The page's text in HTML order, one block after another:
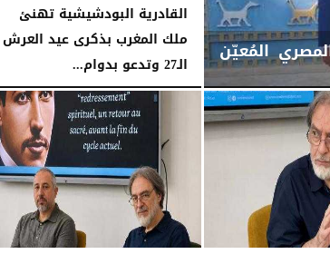
المُعيّن
القادرية البودشيشية تهنئ
ملك المغرب بذكرى عيد العرش
الـ27 وتدعو بدوام...
الخميس، 30 يوليو 2026 02:33 مـ